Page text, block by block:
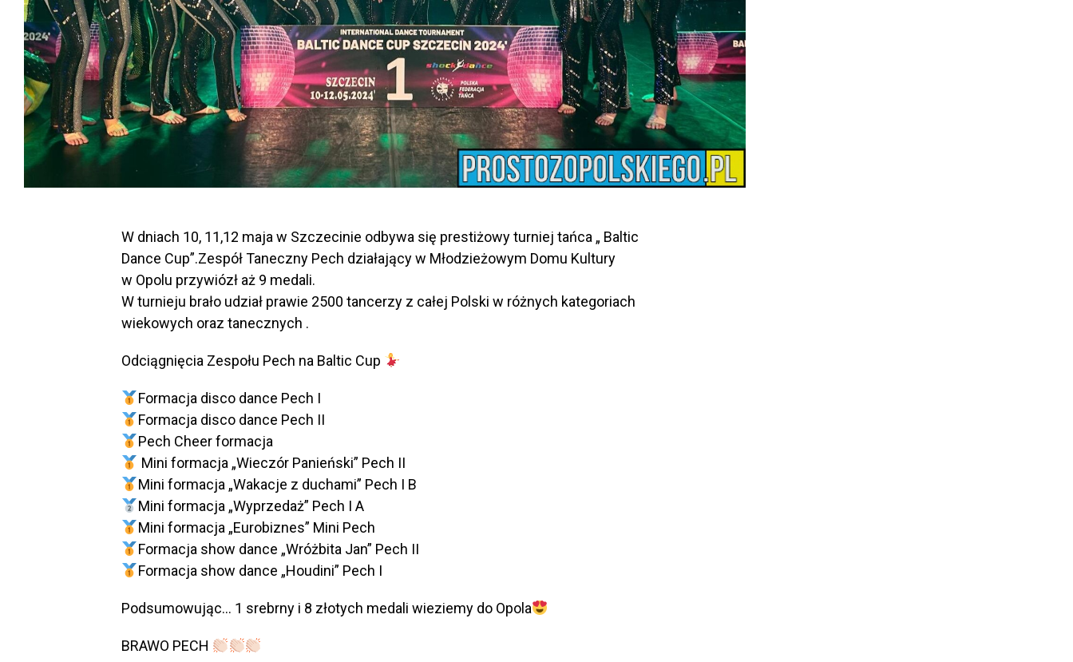
W dniach 10, 11,12 maja w Szczecinie odbywa się prestiżowy turniej tańca „ Baltic
Dance Cup”.Zespół Taneczny Pech działający w Młodzieżowym Domu Kultury
w Opolu przywiózł aż 9 medali.
W turnieju brało udział prawie 2500 tancerzy z całej Polski w różnych kategoriach
wiekowych oraz tanecznych .
Odciągnięcia Zespołu Pech na Baltic Cup
Formacja disco dance Pech I
Formacja disco dance Pech II
Pech Cheer formacja
Mini formacja „Wieczór Panieński” Pech II
Mini formacja „Wakacje z duchami” Pech I B
Mini formacja „Wyprzedaż” Pech I A
Mini formacja „Eurobiznes” Mini Pech
Formacja show dance „Wróżbita Jan” Pech II
Formacja show dance „Houdini” Pech I
Podsumowując… 1 srebrny i 8 złotych medali wieziemy do Opola
BRAWO PECH